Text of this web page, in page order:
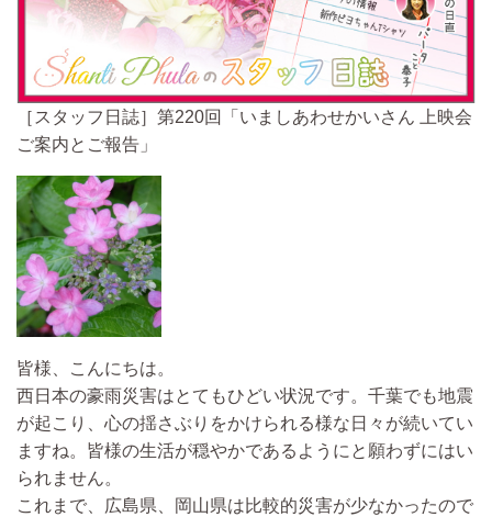
［スタッフ日誌］第220回「いましあわせかいさん 上映会
ご案内とご報告」
皆様、こんにちは。
西日本の豪雨災害はとてもひどい状況です。千葉でも地震
が起こり、心の揺さぶりをかけられる様な日々が続いてい
ますね。皆様の生活が穏やかであるようにと願わずにはい
られません。
これまで、広島県、岡山県は比較的災害が少なかったので